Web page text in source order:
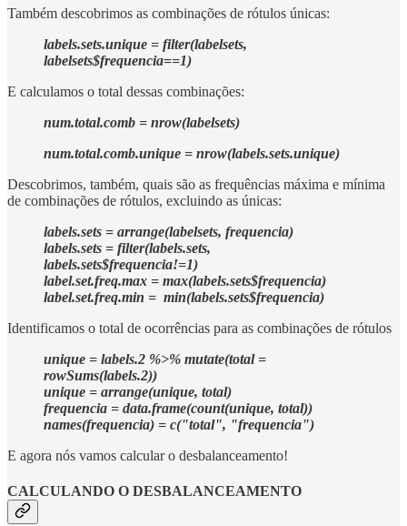
Também descobrimos as combinações de rótulos únicas:
labels.sets.unique = filter(labelsets,
labelsets$frequencia==1)
E calculamos o total dessas combinações:
num.total.comb = nrow(labelsets)
num.total.comb.unique = nrow(labels.sets.unique)
Descobrimos, também, quais são as frequências máxima e mínima
de combinações de rótulos, excluindo as únicas:
labels.sets = arrange(labelsets, frequencia)
labels.sets = filter(labels.sets,
labels.sets$frequencia!=1)
label.set.freq.max = max(labels.sets$frequencia)
label.set.freq.min = min(labels.sets$frequencia)
Identificamos o total de ocorrências para as combinações de rótulos
unique = labels.2 %>% mutate(total =
rowSums(labels.2))
unique = arrange(unique, total)
frequencia = data.frame(count(unique, total))
names(frequencia) = c("total", "frequencia")
E agora nós vamos calcular o desbalanceamento!
CALCULANDO O DESBALANCEAMENTO